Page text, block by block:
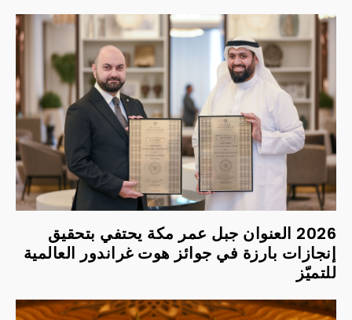
2026 العنوان جبل عمر مكة يحتفي بتحقيق
إنجازات بارزة في جوائز هوت غراندور العالمية
للتميّز